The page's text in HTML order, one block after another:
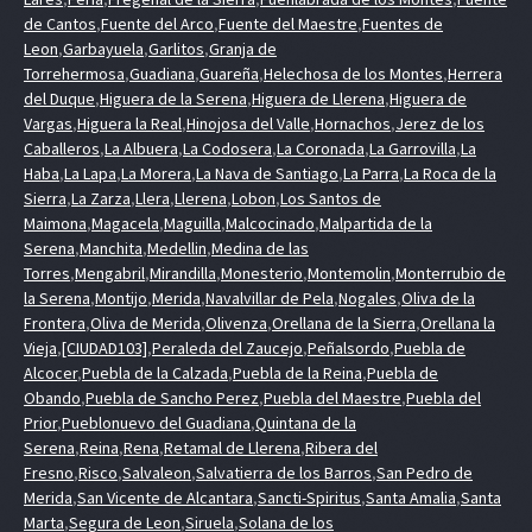
de Cantos,Fuente del Arco,Fuente del Maestre,Fuentes de
Leon,Garbayuela,Garlitos,Granja de
Torrehermosa,Guadiana,Guareña,Helechosa de los Montes,Herrera
del Duque,Higuera de la Serena,Higuera de Llerena,Higuera de
Vargas,Higuera la Real,Hinojosa del Valle,Hornachos,Jerez de los
Caballeros,La Albuera,La Codosera,La Coronada,La Garrovilla,La
Haba,La Lapa,La Morera,La Nava de Santiago,La Parra,La Roca de la
Sierra,La Zarza,Llera,Llerena,Lobon,Los Santos de
Maimona,Magacela,Maguilla,Malcocinado,Malpartida de la
Serena,Manchita,Medellin,Medina de las
Torres,Mengabril,Mirandilla,Monesterio,Montemolin,Monterrubio de
la Serena,Montijo,Merida,Navalvillar de Pela,Nogales,Oliva de la
Frontera,Oliva de Merida,Olivenza,Orellana de la Sierra,Orellana la
Vieja,[CIUDAD103],Peraleda del Zaucejo,Peñalsordo,Puebla de
Alcocer,Puebla de la Calzada,Puebla de la Reina,Puebla de
Obando,Puebla de Sancho Perez,Puebla del Maestre,Puebla del
Prior,Pueblonuevo del Guadiana,Quintana de la
Serena,Reina,Rena,Retamal de Llerena,Ribera del
Fresno,Risco,Salvaleon,Salvatierra de los Barros,San Pedro de
Merida,San Vicente de Alcantara,Sancti-Spiritus,Santa Amalia,Santa
Marta,Segura de Leon,Siruela,Solana de los